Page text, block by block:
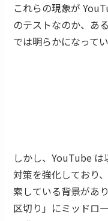
これらの現象が
のテストなのか、あ
では明らかになってい
しかし、YouTube
対策を強化しており
索している背景があ
区切り」にミッドロ